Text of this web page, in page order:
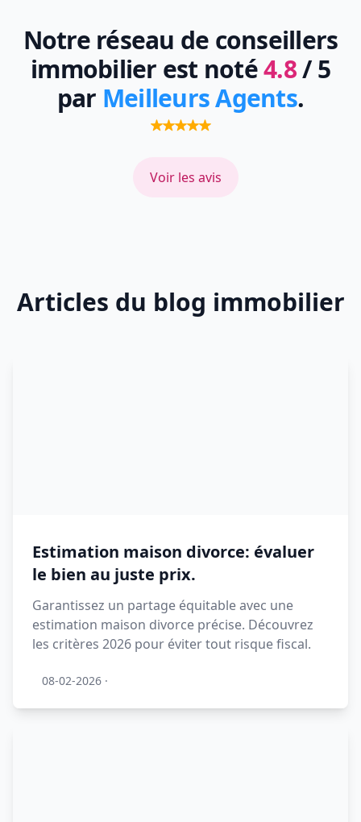
Notre réseau de conseillers
immobilier est noté4.8/ 5
par Meilleurs Agents.
Voir les avis
Articles du blog immobilier
Estimation maison divorce: évaluer
le bien au juste prix.
Garantissez un partage équitable avec une
estimation maison divorce précise. Découvrez
les critères 2026 pour éviter tout risque fiscal.
08-02-2026 ·